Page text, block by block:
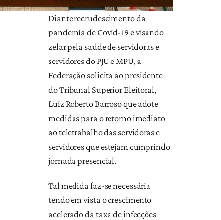
Diante recrudescimento da
pandemia de Covid-19 e visando
zelar pela saúde de servidoras e
servidores do PJU e MPU, a
Federação solicita ao presidente
do Tribunal Superior Eleitoral,
Luiz Roberto Barroso que adote
medidas para o retorno imediato
ao teletrabalho das servidoras e
servidores que estejam cumprindo
jornada presencial.
Tal medida faz-se necessária
tendo em vista o crescimento
acelerado da taxa de infecções